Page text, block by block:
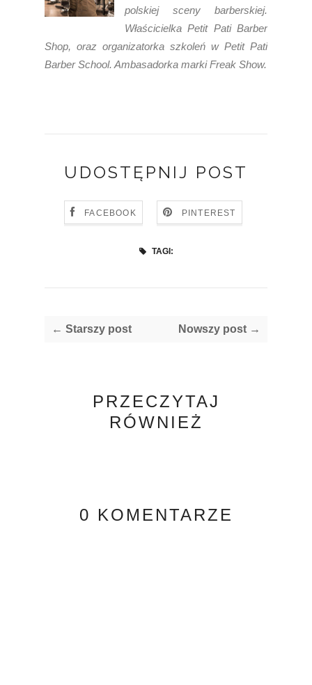
polskiej sceny barberskiej.
Właścicielka Petit Pati Barber
Shop, oraz organizatorka szkoleń w Petit Pati
Barber School. Ambasadorka marki Freak Show.
UDOSTĘPNIJ POST
FACEBOOK PINTEREST
TAGI:
← Starszy post Nowszy post →
PRZECZYTAJ
RÓWNIEŻ
0 KOMENTARZE